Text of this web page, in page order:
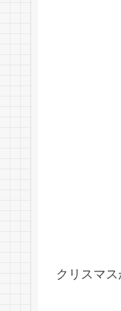
クリスマ